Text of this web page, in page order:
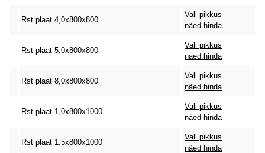
Rst plaat 4,0x800x800
Vali pikkus
näed hinda
Rst plaat 5,0x800x800
Vali pikkus
näed hinda
Rst plaat 8,0x800x800
Vali pikkus
näed hinda
Rst plaat 1,0x800x1000
Vali pikkus
näed hinda
Rst plaat 1.5x800x1000
Vali pikkus
näed hinda